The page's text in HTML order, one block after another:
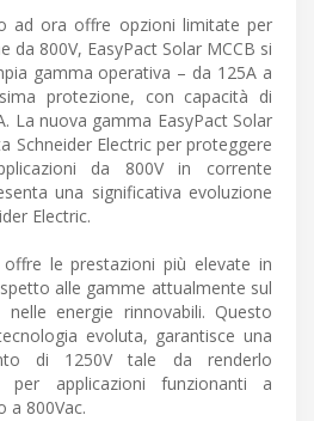
ad ora offre opzioni limitate per
da 800V, EasyPact Solar MCCB si
gamma operativa – da 125A a
protezione, con capacità di
La nuova gamma EasyPact Solar
Schneider Electric per proteggere
da 800V in corrente
una significativa evoluzione
Electric.
offre le prestazioni più elevate in
alle gamme attualmente sul
nelle energie rinnovabili. Questo
evoluta, garantisce una
di 1250V tale da renderlo
per applicazioni funzionanti a
a 800Vac.